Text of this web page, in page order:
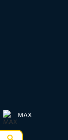
MAX